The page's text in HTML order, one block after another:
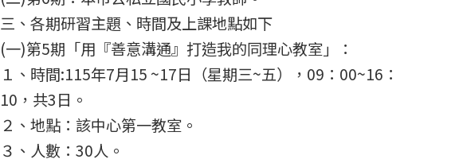
三、各期研習主題、時間及上課地點如下
(一)第5期「用『善意溝通』打造我的同理心教室」：
１、時間:115年7月15 ~17日（星期三~五），09：00~16：
10，共3日。
２、地點：該中心第一教室。
３、人數：30人。